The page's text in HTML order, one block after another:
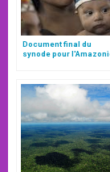
Document final du
synode pour